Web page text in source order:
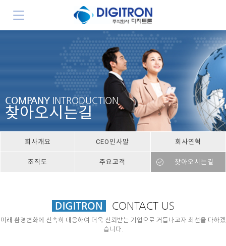
COMPANY INTRODUCTION
찾아오시는길
회사개요 CEO인사말 회사연혁
조직도 주요고객 찾아오시는길
DIGITRON CONTACT US
미래 환경변화에 신속히 대응하여 더욱 신뢰받는 기업으로 거듭나고자 최선을 다하겠
습니다.